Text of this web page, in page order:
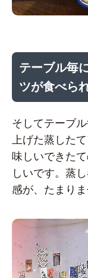
テーブル毎
ツが食べら
そしてテーブ
上げた蒸した
味しいできた
しいです。蒸
感が、たまりま